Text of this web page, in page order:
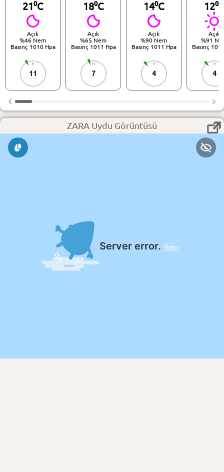
21⁰C
Açık
%46 Nem
Basınç 1010 Hpa
11
18⁰C
Açık
%65 Nem
Basınç 1011 Hpa
7
14⁰C
Açık
%90 Nem
Basınç 1011 Hpa
4
12⁰C
Açık
%91
Basınç
4
ZARA Uydu Görüntüsü